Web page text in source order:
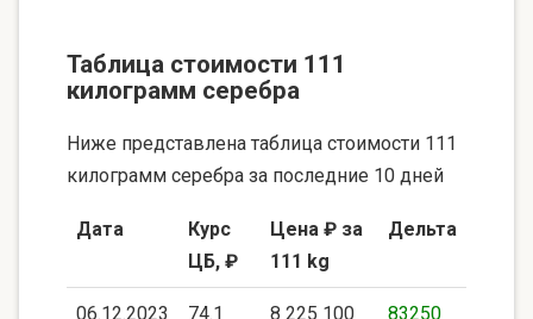
Таблица стоимости 111
килограмм серебра
Ниже представлена таблица стоимости 111
килограмм серебра за последние 10 дней
Дата
Курс
ЦБ, ₽
Цена ₽ за
111 kg
Дельта
06.12.2023 74.1 8 225 100 83250